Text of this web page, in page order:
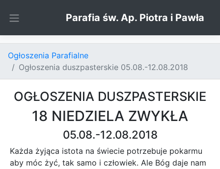
Parafia św. Ap. Piotra i Pawła
Ogłoszenia Parafialne
Ogłoszenia duszpasterskie 05.08.-12.08.2018
OGŁOSZENIA DUSZPASTERSKIE
18 NIEDZIELA ZWYKŁA
05.08.-12.08.2018
Każda żyjąca istota na świecie potrzebuje pokarmu
aby móc żyć, tak samo i człowiek. Ale Bóg daje nam